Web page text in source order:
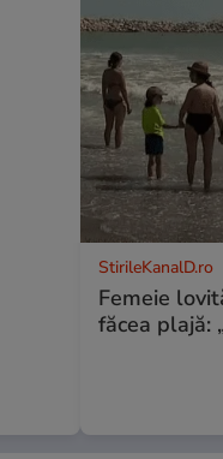
StirileKanalD.ro
Femeie
făcea plajă: